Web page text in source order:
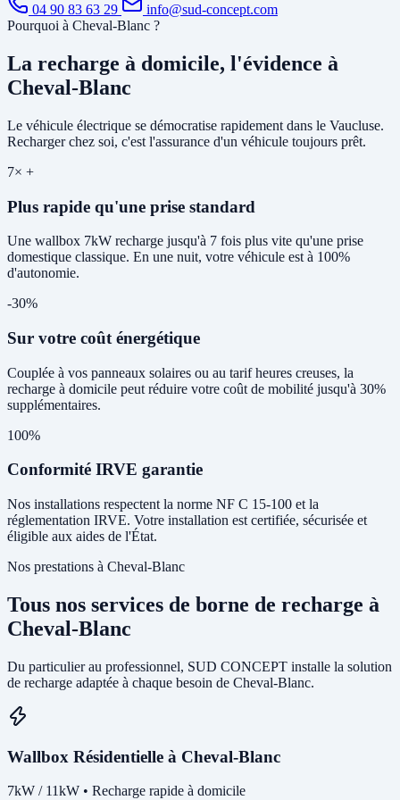
04 90 83 63 29
info@sud-concept.com
Pourquoi à Cheval-Blanc ?
La recharge à domicile, l'évidence à
Cheval-Blanc
Le véhicule électrique se démocratise rapidement dans le Vaucluse.
Recharger chez soi, c'est l'assurance d'un véhicule toujours prêt.
7× +
Plus rapide qu'une prise standard
Une wallbox 7kW recharge jusqu'à 7 fois plus vite qu'une prise
domestique classique. En une nuit, votre véhicule est à 100%
d'autonomie.
-30%
Sur votre coût énergétique
Couplée à vos panneaux solaires ou au tarif heures creuses, la
recharge à domicile peut réduire votre coût de mobilité jusqu'à 30%
supplémentaires.
100%
Conformité IRVE garantie
Nos installations respectent la norme NF C 15-100 et la
réglementation IRVE. Votre installation est certifiée, sécurisée et
éligible aux aides de l'État.
Nos prestations à Cheval-Blanc
Tous nos services de borne de recharge à
Cheval-Blanc
Du particulier au professionnel, SUD CONCEPT installe la solution
de recharge adaptée à chaque besoin de Cheval-Blanc.
Wallbox Résidentielle à Cheval-Blanc
7kW / 11kW • Recharge rapide à domicile